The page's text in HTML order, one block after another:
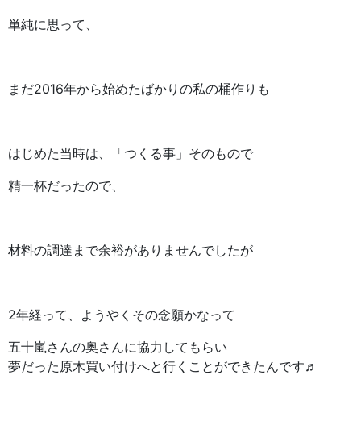
単純に思って、
まだ2016年から始めたばかりの私の桶作りも
はじめた当時は、「つくる事」そのもので
精一杯だったので、
材料の調達まで余裕がありませんでしたが
2年経って、ようやくその念願かなって
五十嵐さんの奥さんに協力してもらい
夢だった原木買い付けへと行くことができたんです♬